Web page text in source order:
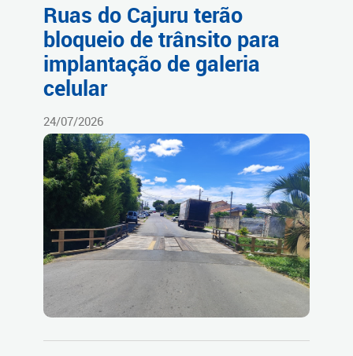
Ruas do Cajuru terão
bloqueio de trânsito para
implantação de galeria
celular
24/07/2026